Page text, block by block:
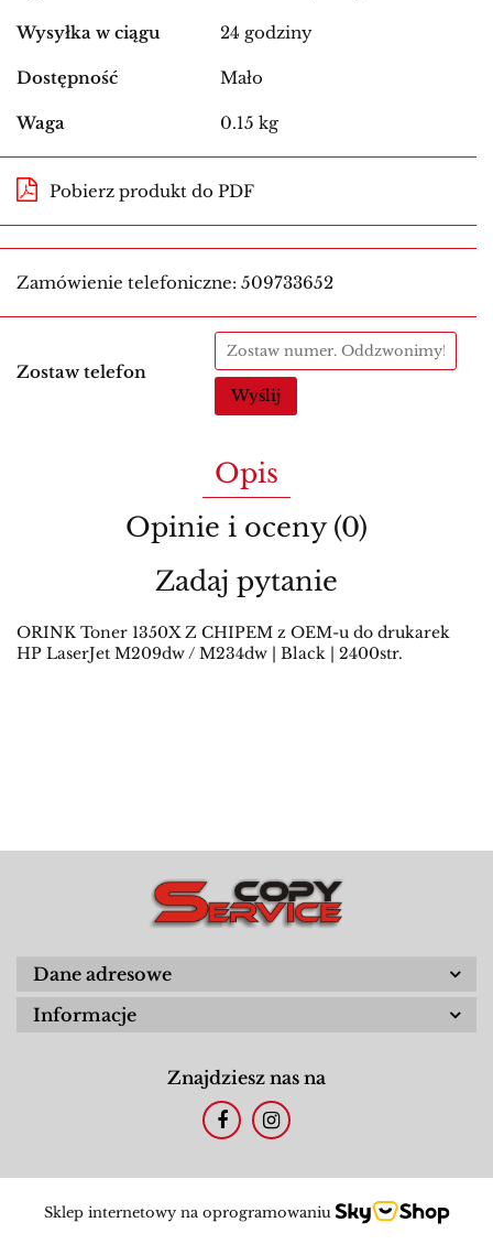
Wysyłka w ciągu 24 godziny
Dostępność Mało
Waga 0.15 kg
Pobierz produkt do PDF
Zamówienie telefoniczne: 509733652
Zostaw telefon
Wyślij
Opis
Opinie i oceny (0)
Zadaj pytanie
ORINK Toner 1350X Z CHIPEM z OEM-u do drukarek
HP LaserJet M209dw / M234dw | Black | 2400str.
Dane adresowe
Informacje
Znajdziesz nas na
Sklep internetowy na oprogramowaniu